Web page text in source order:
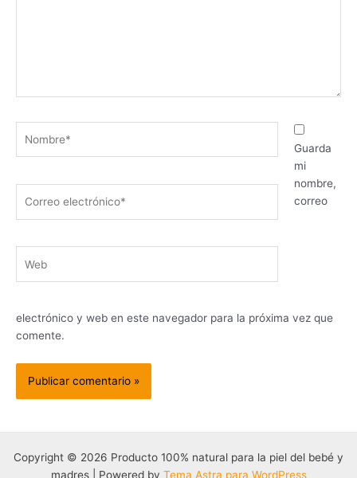
electrónico*
Guarda
mi
nombre,
correo
electrónico y web en este navegador para la próxima vez que
comente.
Copyright © 2026 Producto 100% natural para la piel del bebé y
madres | Powered by Tema Astra para WordPress